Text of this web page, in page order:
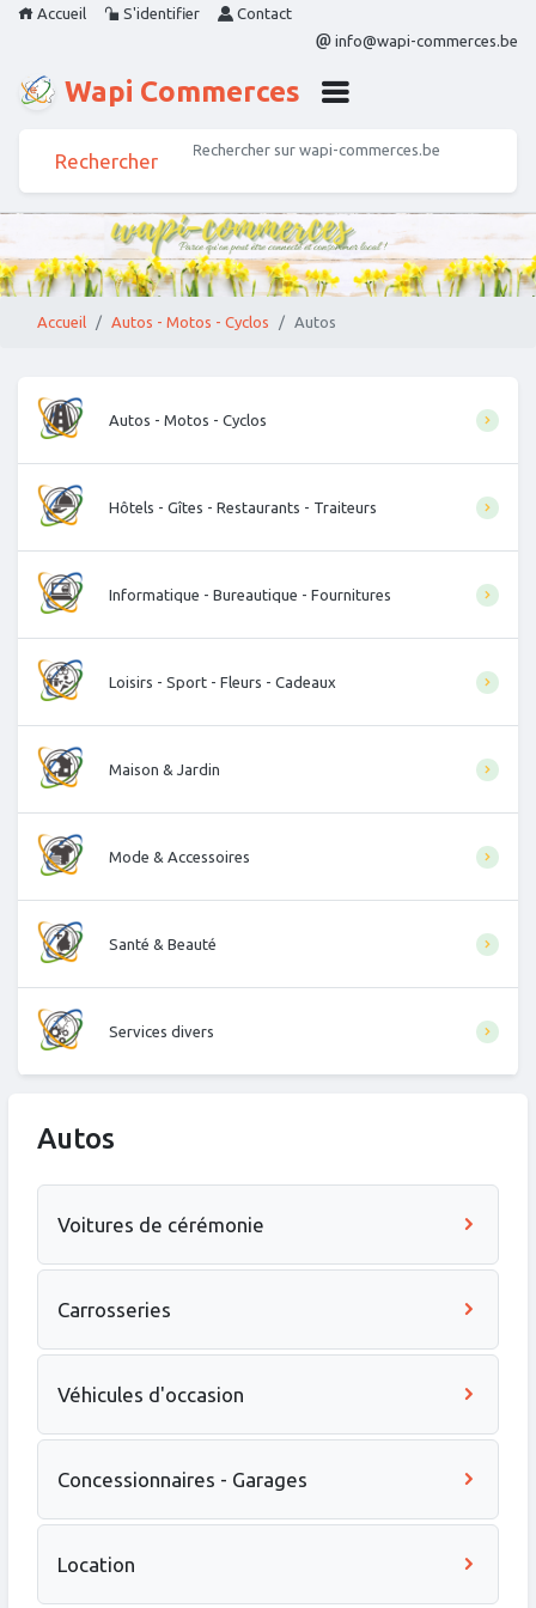
Accueil S'identifier
Contact
info@wapi-commerces.be
Wapi Commerces
Accueil Autos - Motos - Cyclos Autos
Autos - Motos - Cyclos
Hôtels - Gîtes - Restaurants - Traiteurs
Informatique - Bureautique - Fournitures
Loisirs - Sport - Fleurs - Cadeaux
Maison & Jardin
Mode & Accessoires
Santé & Beauté
Services divers
Autos
Voitures de cérémonie
Carrosseries
Véhicules d'occasion
Concessionnaires - Garages
Location